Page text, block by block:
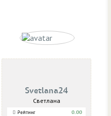
Svetlana24
Светлана
Рейтинг 0.00